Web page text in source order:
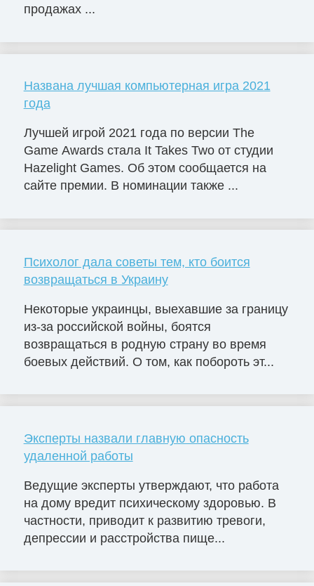
продажах ...
Названа лучшая компьютерная игра 2021
года
Лучшей игрой 2021 года по версии The
Game Awards стала It Takes Two от студии
Hazelight Games. Об этом сообщается на
сайте премии. В номинации также ...
Психолог дала советы тем, кто боится
возвращаться в Украину
Некоторые украинцы, выехавшие за границу
из-за российской войны, боятся
возвращаться в родную страну во время
боевых действий. О том, как побороть эт...
Эксперты назвали главную опасность
удаленной работы
Ведущие эксперты утверждают, что работа
на дому вредит психическому здоровью. В
частности, приводит к развитию тревоги,
депрессии и расстройства пище...